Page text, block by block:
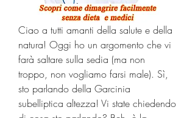
Ciao a tutti amanti della salute e della
natura! Oggi ho un argomento che vi
farà saltare sulla sedia (ma non
troppo, non vogliamo farsi male). Sì,
sto parlando della Garcinia
subelliptica altezza! Vi state chiedendo